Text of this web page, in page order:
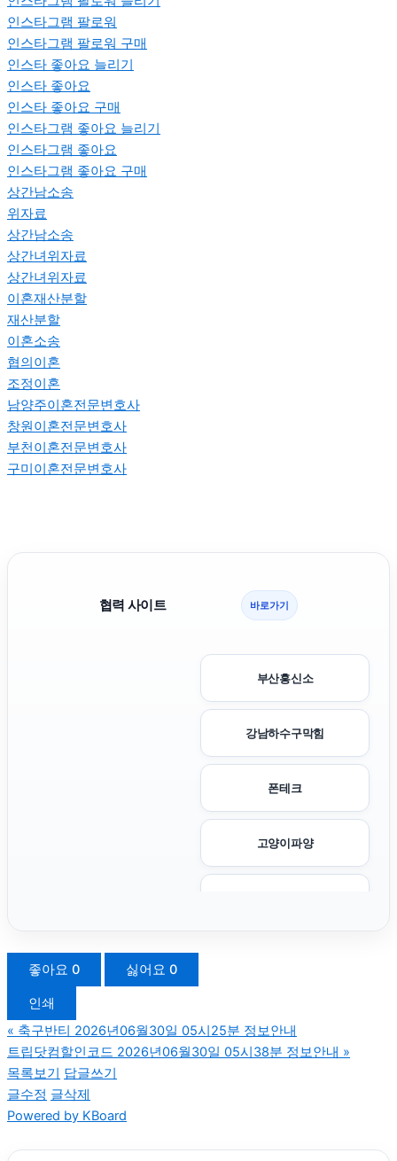
인스타그램 팔로워
인스타그램 팔로워 구매
인스타 좋아요 늘리기
인스타 좋아요
인스타 좋아요 구매
인스타그램 좋아요 늘리기
인스타그램 좋아요
인스타그램 좋아요 구매
상간남소송
위자료
상간남소송
상간녀위자료
상간녀위자료
이혼재산분할
재산분할
이혼소송
협의이혼
조정이혼
남양주이혼전문변호사
창원이혼전문변호사
부천이혼전문변호사
구미이혼전문변호사
협력 사이트 바로가기
부산흥신소
강남하수구막힘
폰테크
고양이파양
대구이혼전문변호사
좋아요 0 싫어요 0
인쇄
« 축구반티 2026년06월30일 05시25분 정보안내
트립닷컴할인코드 2026년06월30일 05시38분 정보안내 »
목록보기 답글쓰기
글수정 글삭제
Powered by KBoard